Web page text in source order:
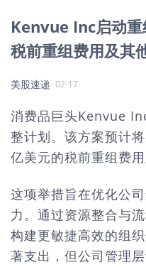
Kenvue Inc启动
税前重组费用及其
美股速递 02-17
消费品巨头Kenvue
整计划。该方案预计
亿美元的税前重组费用
这项举措旨在优化公
力。通过资源整合与
构建更敏捷高效的组
著支出，但公司管理